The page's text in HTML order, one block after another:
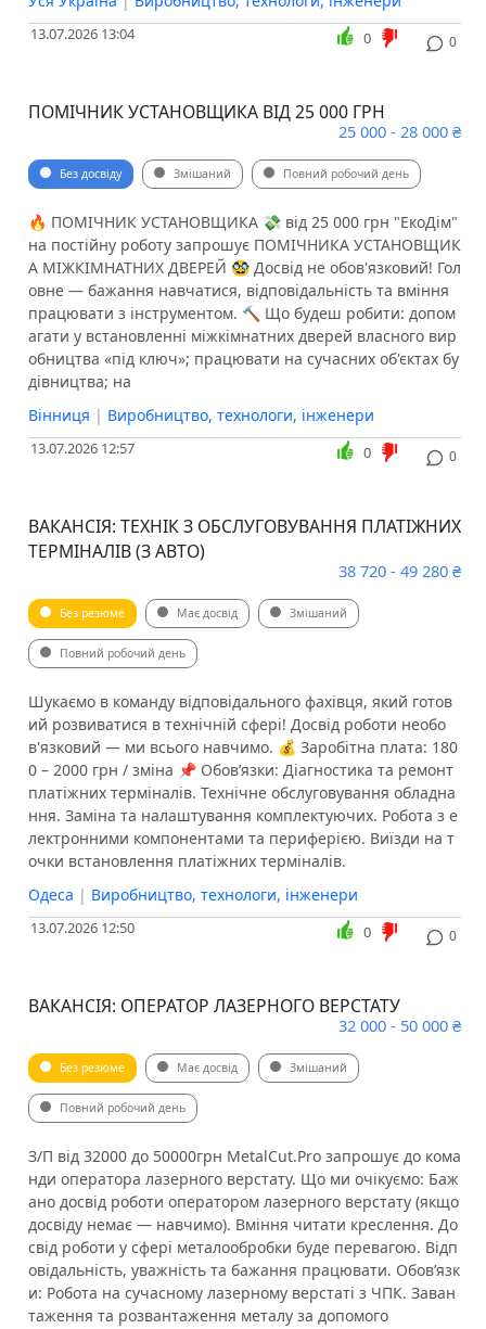
13.07.2026 13:04 0
0
ПОМІЧНИК УСТАНОВЩИКА ВІД 25 000 ГРН
25 000 - 28 000 ₴
Без досвіду Змішаний Повний робочий день
🔥 ПОМІЧНИК УСТАНОВЩИКА 💸 від 25 000 грн "ЕкоДім"
на постійну роботу запрошує ПОМІЧНИКА УСТАНОВЩИК
А МІЖКІМНАТНИХ ДВЕРЕЙ 🥸 Досвід не обов'язковий! Гол
овне — бажання навчатися, відповідальність та вміння
працювати з інструментом. 🔨 Що будеш робити: допом
агати у встановленні міжкімнатних дверей власного вир
обництва «під ключ»; працювати на сучасних об'єктах бу
дівництва; на
Вінниця | Виробництво, технологи, інженери
13.07.2026 12:57 0
0
ВАКАНСІЯ: ТЕХНІК З ОБСЛУГОВУВАННЯ ПЛАТІЖНИХ
ТЕРМІНАЛІВ (З АВТО)
38 720 - 49 280 ₴
Без резюме Має досвід Змішаний
Повний робочий день
Шукаємо в команду відповідального фахівця, який готов
ий розвиватися в технічній сфері! Досвід роботи необо
в'язковий — ми всього навчимо. 💰 Заробітна плата: 180
0 – 2000 грн / зміна 📌 Обов’язки: Діагностика та ремонт
платіжних терміналів. Технічне обслуговування обладна
ння. Заміна та налаштування комплектуючих. Робота з е
лектронними компонентами та периферією. Виїзди на т
очки встановлення платіжних терміналів.
Одеса | Виробництво, технологи, інженери
13.07.2026 12:50 0
0
ВАКАНСІЯ: ОПЕРАТОР ЛАЗЕРНОГО ВЕРСТАТУ
32 000 - 50 000 ₴
Без резюме Має досвід Змішаний
Повний робочий день
З/П від 32000 до 50000грн MetalCut.Pro запрошує до кома
нди оператора лазерного верстату. Що ми очікуємо: Баж
ано досвід роботи оператором лазерного верстату (якщо
досвіду немає — навчимо). Вміння читати креслення. До
свід роботи у сфері металообробки буде перевагою. Відп
овідальність, уважність та бажання працювати. Обов’язк
и: Робота на сучасному лазерному верстаті з ЧПК. Заван
таження та розвантаження металу за допомого